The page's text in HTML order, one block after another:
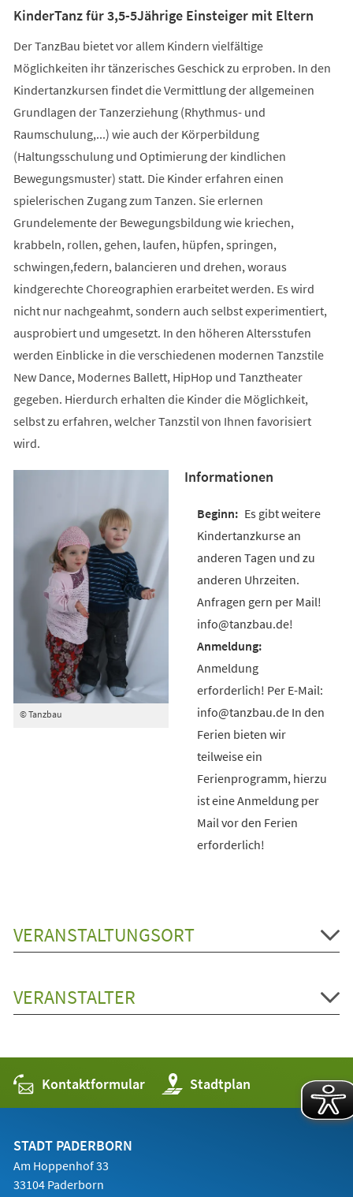
KinderTanz für 3,5-5Jährige Einsteiger mit Eltern
Der TanzBau bietet vor allem Kindern vielfältige
Möglichkeiten ihr tänzerisches Geschick zu erproben. In den
Kindertanzkursen findet die Vermittlung der allgemeinen
Grundlagen der Tanzerziehung (Rhythmus- und
Raumschulung,...) wie auch der Körperbildung
(Haltungsschulung und Optimierung der kindlichen
Bewegungsmuster) statt. Die Kinder erfahren einen
spielerischen Zugang zum Tanzen. Sie erlernen
Grundelemente der Bewegungsbildung wie kriechen,
krabbeln, rollen, gehen, laufen, hüpfen, springen,
schwingen,federn, balancieren und drehen, woraus
kindgerechte Choreographien erarbeitet werden. Es wird
nicht nur nachgeahmt, sondern auch selbst experimentiert,
ausprobiert und umgesetzt. In den höheren Altersstufen
werden Einblicke in die verschiedenen modernen Tanzstile
New Dance, Modernes Ballett, HipHop und Tanztheater
gegeben. Hierdurch erhalten die Kinder die Möglichkeit,
selbst zu erfahren, welcher Tanzstil von Ihnen favorisiert
wird.
© Tanzbau
Informationen
Es gibt weitere
Kindertanzkurse an
anderen Tagen und zu
anderen Uhrzeiten.
Anfragen gern per Mail!
info@tanzbau.de!
Anmeldung
erforderlich! Per E-Mail:
info@tanzbau.de In den
Ferien bieten wir
teilweise ein
Ferienprogramm, hierzu
ist eine Anmeldung per
Mail vor den Ferien
erforderlich!
VERANSTALTUNGSORT
VERANSTALTER
Kontaktformular Stadtplan
(Öffnet
in
einem
STADT PADERBORN
Am Hoppenhof 33
33104 Paderborn